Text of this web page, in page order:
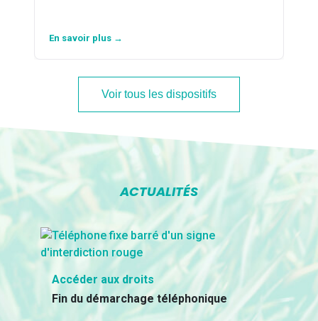
En savoir plus →
Voir tous les dispositifs
ACTUALITÉS
Accéder aux droits
Fin du démarchage téléphonique